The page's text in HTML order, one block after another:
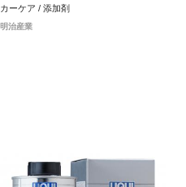
カーケア / 添加剤
明治産業